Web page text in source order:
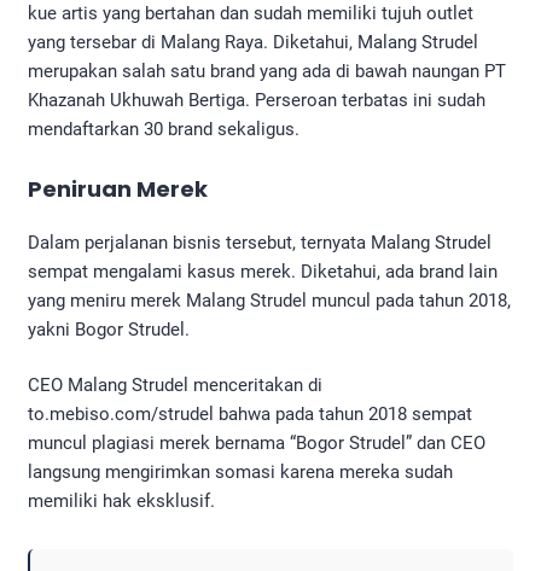
kue artis yang bertahan dan sudah memiliki tujuh outlet
yang tersebar di Malang Raya. Diketahui, Malang Strudel
merupakan salah satu brand yang ada di bawah naungan PT
Khazanah Ukhuwah Bertiga. Perseroan terbatas ini sudah
mendaftarkan 30 brand sekaligus.
Peniruan Merek
Dalam perjalanan bisnis tersebut, ternyata Malang Strudel
sempat mengalami kasus merek. Diketahui, ada brand lain
yang meniru merek Malang Strudel muncul pada tahun 2018,
yakni Bogor Strudel.
CEO Malang Strudel menceritakan di
to.mebiso.com/strudel bahwa pada tahun 2018 sempat
muncul plagiasi merek bernama “Bogor Strudel” dan CEO
langsung mengirimkan somasi karena mereka sudah
memiliki hak eksklusif.